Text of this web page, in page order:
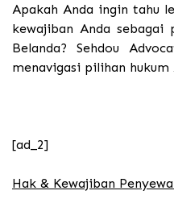
Apakah Anda ingin tahu
kewajiban Anda
Belanda? Sehdou
menavigasi pilihan hukum
[ad_2]
Hak & Kewajiban